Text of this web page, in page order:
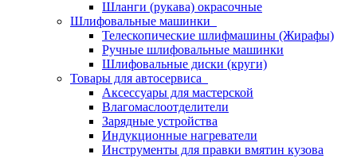
Шланги (рукава) окрасочные
Шлифовальные машинки
Телескопические шлифмашины (Жирафы)
Ручные шлифовальные машинки
Шлифовальные диски (круги)
Товары для автосервиса
Аксессуары для мастерской
Влагомаслоотделители
Зарядные устройства
Индукционные нагреватели
Инструменты для правки вмятин кузова